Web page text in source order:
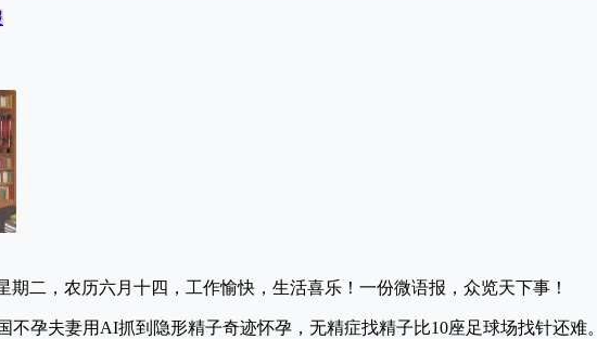
期二，农历六月十四，工作愉快，生活喜乐！一份微语报，众览天下事！
不孕夫妻用AI抓到隐形精子奇迹怀孕，无精症找精子比10座足球场找针还难。